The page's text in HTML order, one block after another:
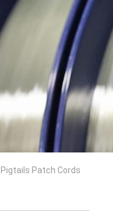
Pigtails Patch Cords